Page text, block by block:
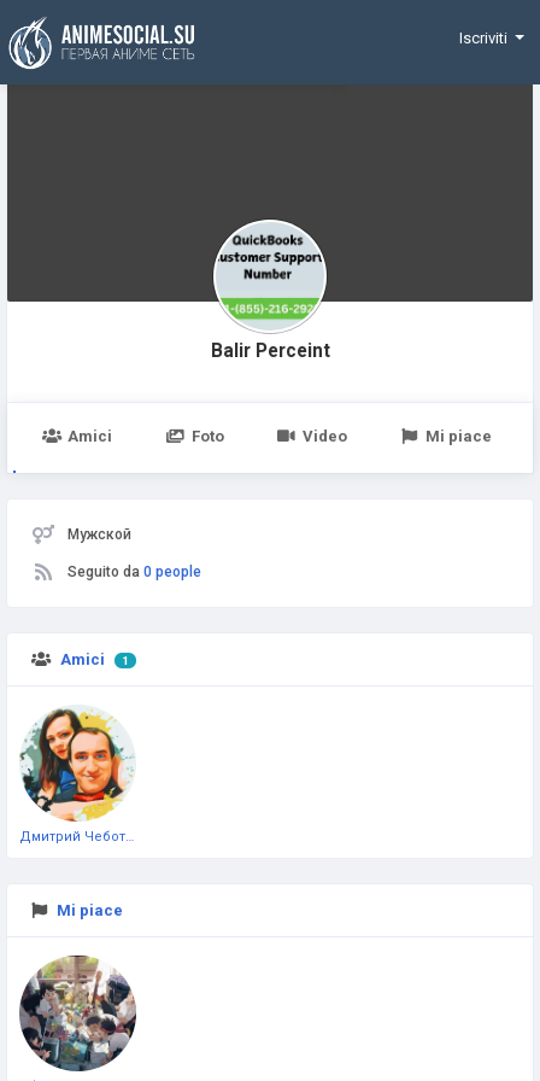
Funding
Iscriviti
Balir Perceint
Amici Foto Video Mi piace
Мужской
Seguito da 0 people
Amici 1
Mi piace